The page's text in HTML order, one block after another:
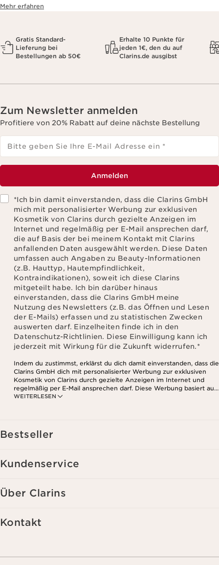
Mehr erfahren
Gratis Standard-
Lieferung bei
Bestellungen ab 50€
Erhalte 10 Punkte für
jeden 1€, den du auf
Clarins.de ausgibst
Zum Newsletter anmelden
Profitiere von 20% Rabatt auf deine nächste Bestellung
Bitte geben Sie Ihre E-Mail Adresse ein *
Anmelden
*Ich bin damit einverstanden, dass die Clarins GmbH
mich mit personalisierter Werbung zur exklusiven
Kosmetik von Clarins durch gezielte Anzeigen im
Internet und regelmäßig per E-Mail ansprechen darf,
die auf Basis der bei meinem Kontakt mit Clarins
anfallenden Daten ausgewählt werden. Diese Daten
umfassen auch Angaben zu Beauty-Informationen
(z.B. Hauttyp, Hautempfindlichkeit,
Kontraindikationen), soweit ich diese Clarins
mitgeteilt habe. Ich bin darüber hinaus
einverstanden, dass die Clarins GmbH meine
Nutzung des Newsletters (z.B. das Öffnen und Lesen
der E-Mails) erfassen und zu statistischen Zwecken
auswerten darf. Einzelheiten finde ich in den
Datenschutz-Richtlinien. Diese Einwilligung kann ich
jederzeit mit Wirkung für die Zukunft widerrufen.*
WEITERLESEN
Indem du zustimmst, erklärst du dich damit einverstanden, dass die
Clarins GmbH dich mit personalisierter Werbung zur exklusiven
Kosmetik von Clarins durch gezielte Anzeigen im Internet und
regelmäßig per E-Mail ansprechen darf. Diese Werbung basiert auf
den Daten, die bei deinem Kontakt mit Clarins anfallen,
dein Nutzungsverhalten im Zusammenhang mit dem Newsletter
(z.B. das Öffnen und Lesen der E-Mails) erfassen und zu
kannst du jederzeit mit Wirkung für die Zukunft widerrufen.
Bestseller
Kundenservice
Über Clarins
Kontakt